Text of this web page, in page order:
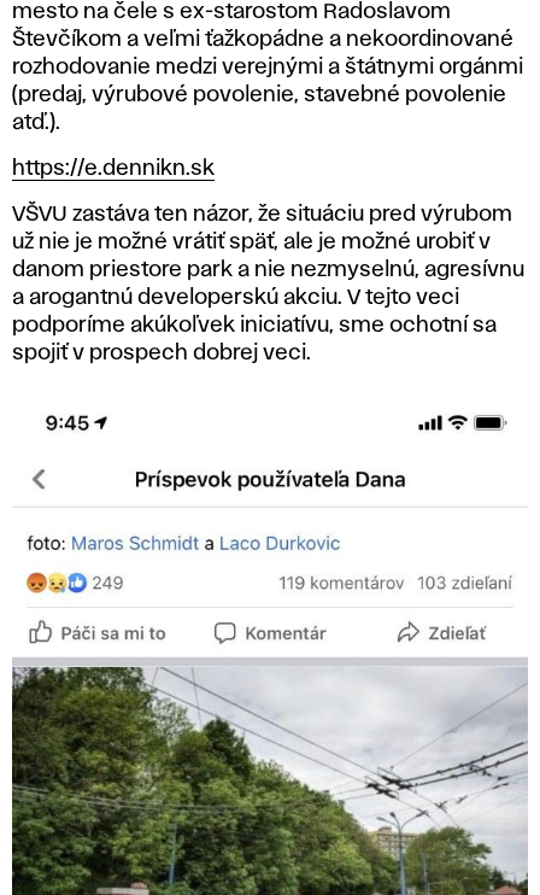
mesto na čele s ex-starostom Radoslavom
Števčíkom a veľmi ťažkopádne a nekoordinované
rozhodovanie medzi verejnými a štátnymi orgánmi
(predaj, výrubové povolenie, stavebné povolenie
atď.).
https://e.dennikn.sk
VŠVU zastáva ten názor, že situáciu pred výrubom
už nie je možné vrátiť späť, ale je možné urobiť v
danom priestore park a nie nezmyselnú, agresívnu
a arogantnú developerskú akciu. V tejto veci
podporíme akúkoľvek iniciatívu, sme ochotní sa
spojiť v prospech dobrej veci.